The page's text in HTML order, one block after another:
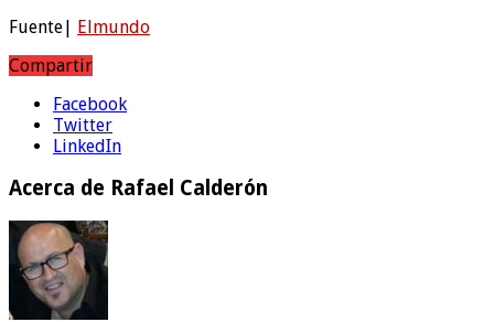
Fuente| Elmundo
Compartir
Facebook
Twitter
LinkedIn
Acerca de Rafael Calderón